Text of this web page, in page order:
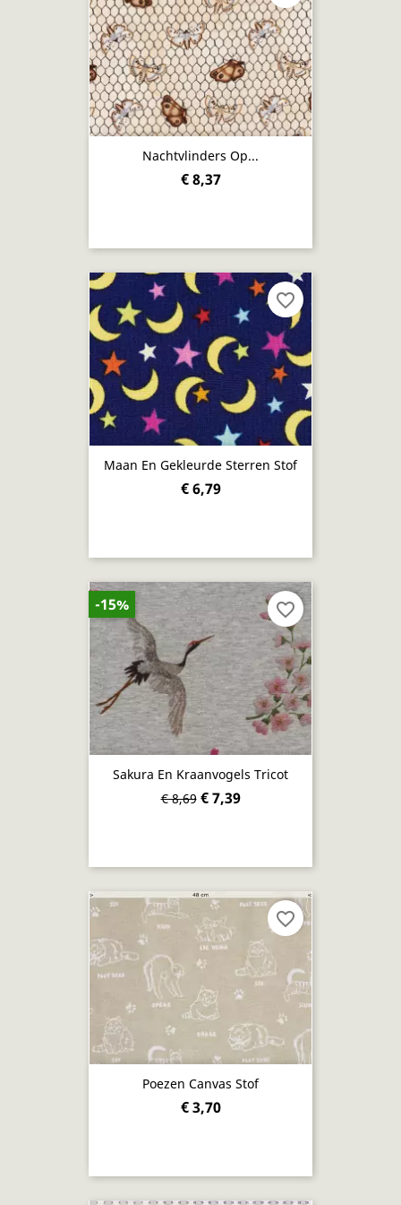
Nachtvlinders Op...
€ 8,37
Maan En Gekleurde Sterren Stof
€ 6,79
favorite_border
Sakura En Kraanvogels Tricot
€ 8,69 € 7,39
-15% favorite_border
Poezen Canvas Stof
€ 3,70
favorite_border